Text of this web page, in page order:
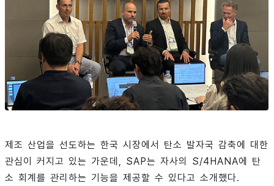
제조 산업을 선도하는 한국 시장에서 탄소 발자국 감축에 대한
관심이 커지고 있는 가운데, SAP는 자사의 S/4HANA에 탄
소 회계를 관리하는 기능을 제공할 수 있다고 소개했다.